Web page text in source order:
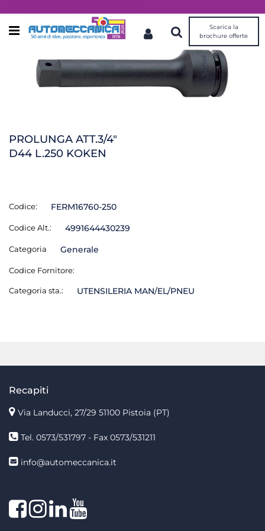
Open menu
Scarica la
brochure offerte
PROLUNGA ATT.3/4"
D44 L.250 KOKEN
Codice: FERM16760-250
Codice Alt.: 4991644430239
Categoria Generale
Codice Fornitore:
Categoria sta.: UTENSILERIA MAN/EL/PNEU
Recapiti
Via Landucci, 27/29 51100 Pistoia (PT)
Tel. 0573/531797 - Fax 0573/531211
info@automeccanica.it
FacebookInstagram
linkedin